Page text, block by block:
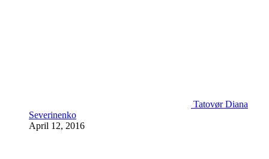
Tatovør Diana
Severinenko
April 12, 2016